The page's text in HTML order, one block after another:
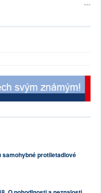
protiletadlové